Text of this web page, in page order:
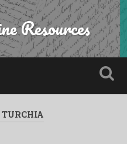
Resources
TURCHIA